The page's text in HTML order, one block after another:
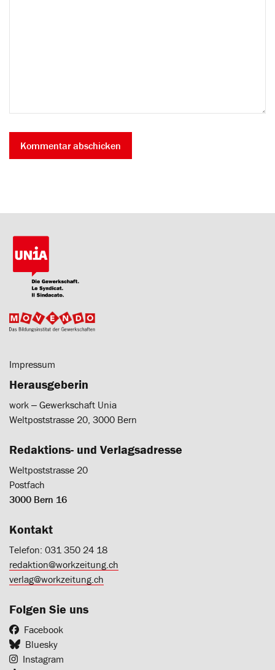
Impressum
Herausgeberin
work ‒ Gewerkschaft Unia
Weltpoststrasse 20, 3000 Bern
Redaktions- und Verlagsadresse
Weltpoststrasse 20
Postfach
3000 Bern 16
Kontakt
Telefon: 031 350 24 18
redaktion@workzeitung.ch
verlag@workzeitung.ch
Folgen Sie uns
Facebook
Bluesky
Instagram